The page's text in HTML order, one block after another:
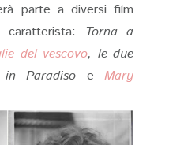
parte a diversi film
caratterista: Torna a
del vescovo, le due
Paradiso e
Mary